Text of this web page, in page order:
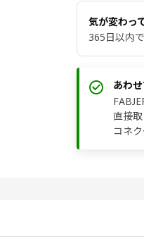
気が変わっ
365日以内
あわ
直接
コネク